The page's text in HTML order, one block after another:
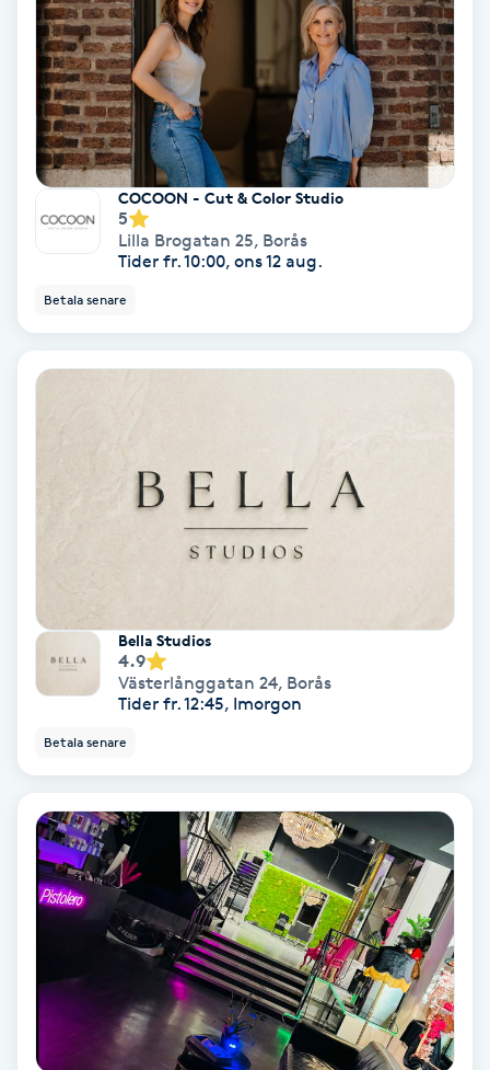
Singelfransar
Sjukgymnastik
Skalpmassage
Skinbooster
Skäggfärgning
Skäggtrimmning
Skönhet
Sockring
Spa
Spa manikyr & pedikyr
Spa-pedikyr
COCOON - Cut & Color Studio
5
Lilla Brogatan 25, Borås
Tider fr. 10:00, ons 12 aug.
Betala senare
Bella Studios
4.9
Västerlånggatan 24, Borås
Tider fr. 12:45, Imorgon
Betala senare